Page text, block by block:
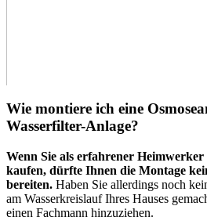
Wie montiere ich eine
Wasserfilter-Anlage?
Wenn Sie als erfahrener Heimwerker
kaufen, dürfte Ihnen die Montage
bereiten. Haben Sie allerdings noch
am Wasserkreislauf Ihres Hauses
einen Fachmann hinzuziehen.